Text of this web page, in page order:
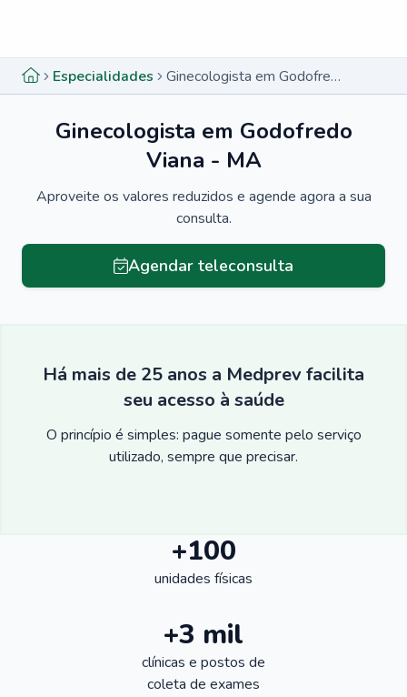
Especialidades Ginecologista em Godofredo Viana - MA
Ginecologista em Godofredo
Viana - MA
Aproveite os valores reduzidos e agende agora a sua
consulta.
Agendar teleconsulta
Há mais de 25 anos a Medprev facilita
seu acesso à saúde
O princípio é simples: pague somente pelo serviço
utilizado, sempre que precisar.
+100
unidades físicas
+3 mil
clínicas e postos de
coleta de exames